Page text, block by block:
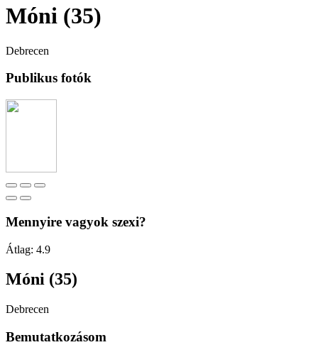
Móni (35)
Debrecen
Publikus fotók
Mennyire vagyok szexi?
Átlag: 4.9
Móni (35)
Debrecen
Bemutatkozásom